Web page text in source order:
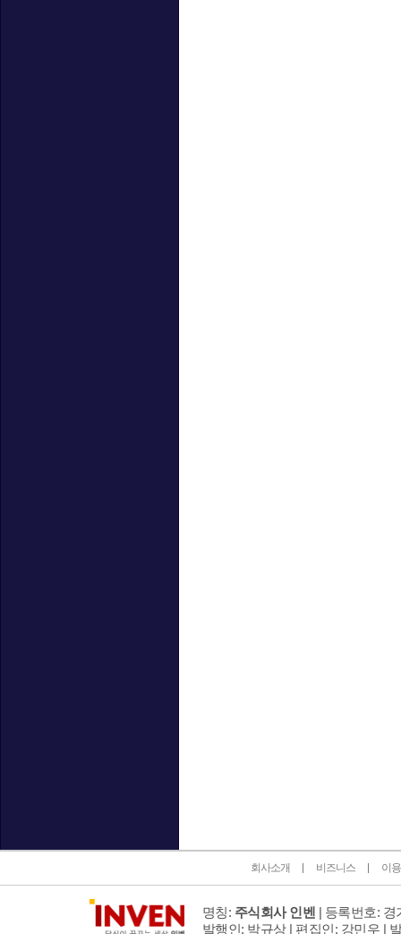
회사소개 비즈니스 이
명칭: 주식회사 인벤 | 등록번호: 경
발행인: 박규상 | 편집인: 강민우 |